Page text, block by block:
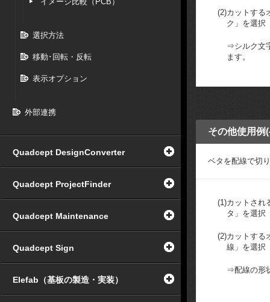
選択方法
移動･回転・反転
表示オプション
外部連携
Quadcept DesignConverter
Quadcept ProjectFinder
Quadcept Maintenance
Quadcept Sign
Elefab（基板の製造・実装）
(2)カットする
ク」を選択
⇒シルク文
ます。
その他使用例
ベタを配線で切
(1)カットされ
タ」を選択
(2)カットする
線」を選択
⇒配線の形